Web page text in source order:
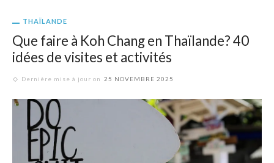
THAÏLANDE
Que faire à Koh Chang en Thaïlande? 40
idées de visites et activités
Dernière mise à jour on 25 NOVEMBRE 2025